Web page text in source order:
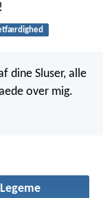
dine Sluser, alle
over mig.
Legeme